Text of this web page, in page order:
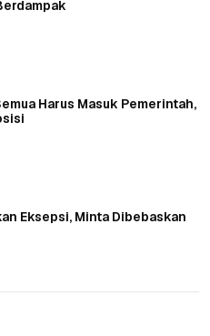
Harus Masuk Pemerintah,
Eksepsi, Minta Dibebaskan